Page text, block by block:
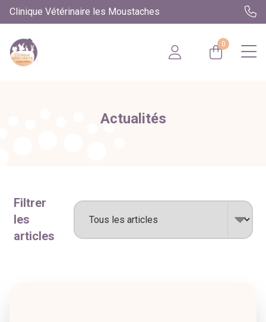
Clinique Vétérinaire les Moustaches
0
Actualités
Filtrer
les
articles